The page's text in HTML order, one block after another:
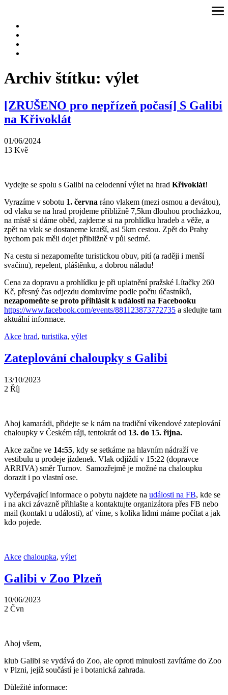
obsah
Archiv štítku: výlet
[ZRUŠENO pro nepřízeň počasí] S Galibi
na Křivoklát
01/06/2024
13 Kvě
Vydejte se spolu s Galibi na celodenní výlet na hrad Křivoklát!
Vyrazíme v sobotu 1. června ráno vlakem (mezi osmou a devátou),
od vlaku se na hrad projdeme přibližně 7,5km dlouhou procházkou,
na místě si dáme oběd, zajdeme si na prohlídku hradeb a věže, a
zpět na vlak se dostaneme kratší, asi 5km cestou. Zpět do Prahy
bychom pak měli dojet přibližně v půl sedmé.
Na cestu si nezapomeňte turistickou obuv, pití (a raději i menší
svačinu), repelent, pláštěnku, a dobrou náladu!
Cena za dopravu a prohlídku je při uplatnění pražské Lítačky 260
Kč, přesný čas odjezdu domluvíme podle počtu účastníků,
nezapomeňte se proto přihlásit k události na Facebooku
https://www.facebook.com/events/881123873772735 a sledujte tam
aktuální informace.
Akce hrad, turistika, výlet
Zateplování chaloupky s Galibi
13/10/2023
2 Říj
Ahoj kamarádi, přidejte se k nám na tradiční víkendové zateplování
chaloupky v Českém ráji, tentokrát od 13. do 15. října.
Akce začne ve 14:55, kdy se setkáme na hlavním nádraží ve
vestibulu u prodeje jízdenek. Vlak odjíždí v 15:22 (dopravce
ARRIVA) směr Turnov. Samozřejmě je možné na chaloupku
dorazit i po vlastní ose.
Vyčerpávající informace o pobytu najdete na události na FB, kde se
i na akci závazně přihlašte a kontaktujte organizátora přes FB nebo
mail (kontakt u události), ať víme, s kolika lidmi máme počítat a jak
kdo pojede.
Akce chaloupka, výlet
Galibi v Zoo Plzeň
10/06/2023
2 Čvn
Ahoj všem,
klub Galibi se vydává do Zoo, ale oproti minulosti zavítáme do Zoo
v Plzni, jejíž součástí je i botanická zahrada.
Důležité informace: